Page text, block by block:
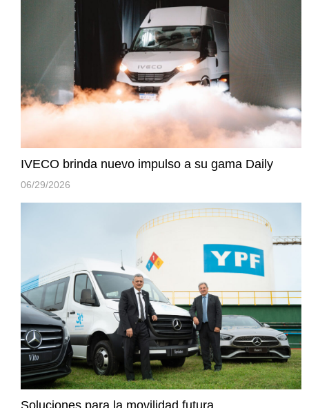
IVECO brinda nuevo impulso a su gama Daily
06/29/2026